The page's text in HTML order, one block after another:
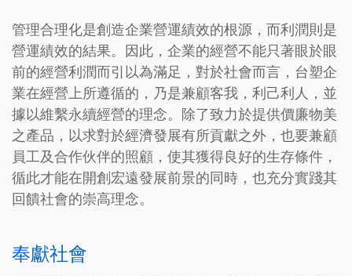
管理合理化是創造企業營運績效的根源，而利潤則是
營運績效的結果。因此，企業的經營不能只著眼於眼
前的經營利潤而引以為滿足，對於社會而言，台塑企
業在經營上所遵循的，乃是兼顧客我，利己利人，並
據以維繫永續經營的理念。除了致力於提供價廉物美
之產品，以求對於經濟發展有所貢獻之外，也要兼顧
員工及合作伙伴的照顧，使其獲得良好的生存條件，
循此才能在開創宏遠發展前景的同時，也充分實踐其
回饋社會的崇高理念。
奉獻社會